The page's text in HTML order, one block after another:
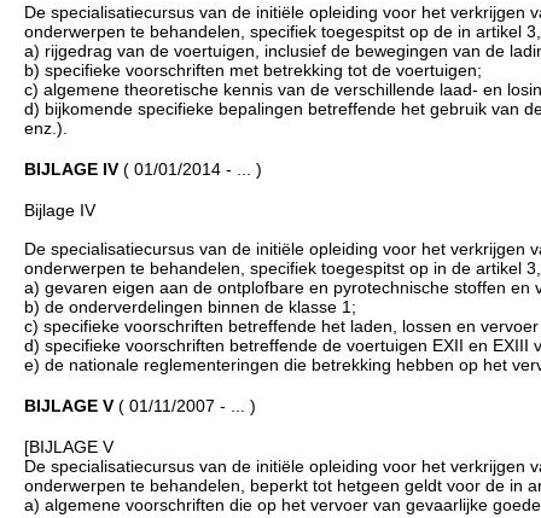
De specialisatiecursus van de initiële opleiding voor het
onderwerpen te behandelen, specifiek toegespitst op de in artikel
a) rijgedrag van de voertuigen, inclusief de bewegingen van de
b) specifieke voorschriften met betrekking tot de voertuigen;
c) algemene theoretische kennis van de verschillende laad- en
d) bijkomende specifieke bepalingen betreffende het gebruik van
enz.).
BIJLAGE IV ( 01/01/2014 - ... )
Bijlage IV
De specialisatiecursus van de initiële opleiding voor het
onderwerpen te behandelen, specifiek toegespitst op in de artikel
a) gevaren eigen aan de ontplofbare en pyrotechnische stoffen en
b) de onderverdelingen binnen de klasse 1;
c) specifieke voorschriften betreffende het laden, lossen en
d) specifieke voorschriften betreffende de voertuigen EXII en
e) de nationale reglementeringen die betrekking hebben op het
BIJLAGE V ( 01/11/2007 - ... )
[BIJLAGE V
De specialisatiecursus van de initiële opleiding voor het
onderwerpen te behandelen, beperkt tot hetgeen geldt voor de in
a) algemene voorschriften die op het vervoer van gevaarlijke